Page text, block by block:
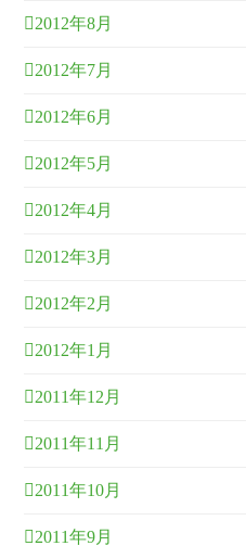
2012年8月
2012年7月
2012年6月
2012年5月
2012年4月
2012年3月
2012年2月
2012年1月
2011年12月
2011年11月
2011年10月
2011年9月